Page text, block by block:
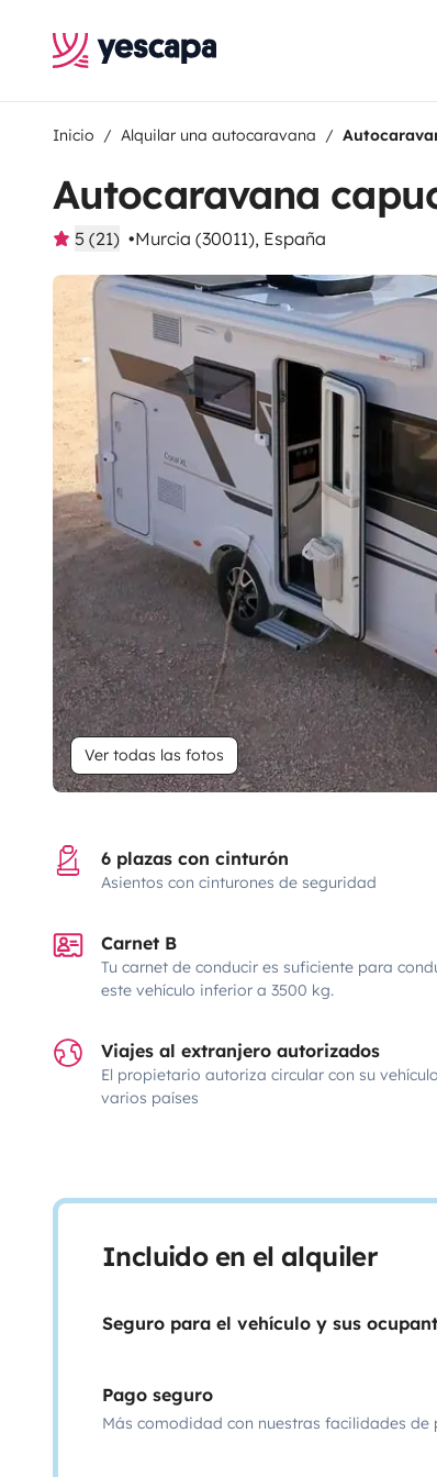
Inicio Alquilar una autocaravana
Autocaravana
5 (21) Murcia (30011), España
Ver todas las fotos
6 plazas con cinturón
Asientos con cinturones de seguridad
Carnet B
Tu carnet de conducir es suficiente para
este vehículo inferior a 3500 kg.
Viajes al extranjero autorizados
El propietario autoriza circular con su
varios países
Incluido en el alquiler
Seguro para el vehículo y sus
Pago seguro
Más comodidad con nuestras facilidades de